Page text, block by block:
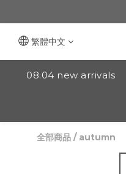
繁體中文
08.04 new arrivals
全部商品 / autumn